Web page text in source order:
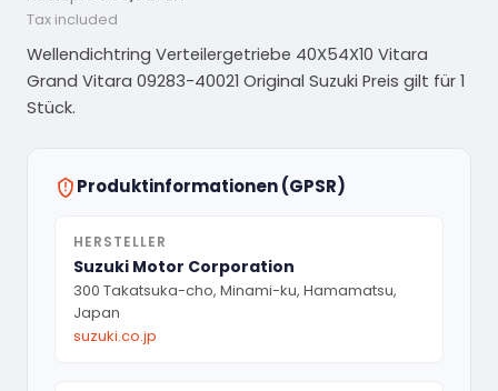
Tax included
Wellendichtring Verteilergetriebe 40X54X10 Vitara
Grand Vitara 09283-40021 Original Suzuki Preis gilt für 1
Stück.
Produktinformationen (GPSR)
HERSTELLER
Suzuki Motor Corporation
300 Takatsuka-cho, Minami-ku, Hamamatsu,
Japan
suzuki.co.jp